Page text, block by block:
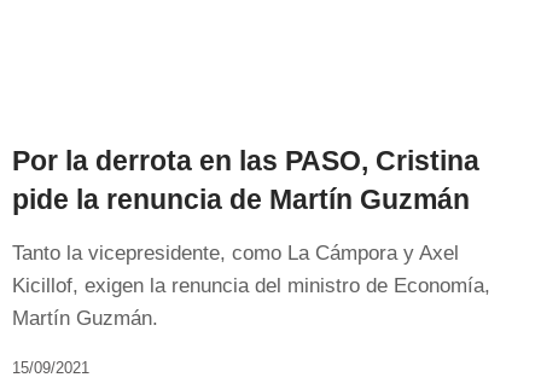
Por la derrota en las PASO, Cristina
pide la renuncia de Martín Guzmán
Tanto la vicepresidente, como La Cámpora y Axel
Kicillof, exigen la renuncia del ministro de Economía,
Martín Guzmán.
15/09/2021